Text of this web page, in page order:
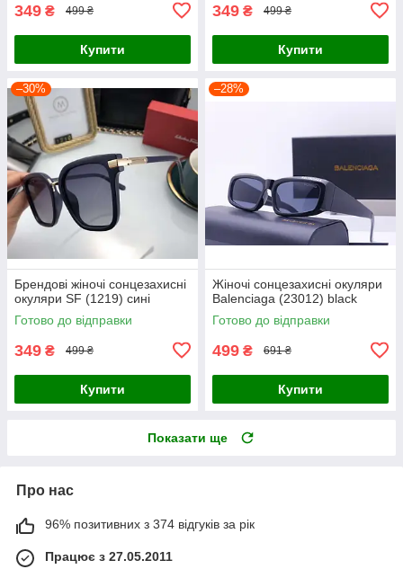
349 ₴ 499 ₴
Купити
349 ₴ 499 ₴
Купити
–30%
Брендові жіночі сонцезахисні
окуляри SF (1219) сині
Готово до відправки
349 ₴ 499 ₴
Купити
–28%
Жіночі сонцезахисні окуляри
Balenciaga (23012) black
Готово до відправки
499 ₴ 691 ₴
Купити
Показати ще
Про нас
96% позитивних з 374 відгуків за рік
Працює з 27.05.2011